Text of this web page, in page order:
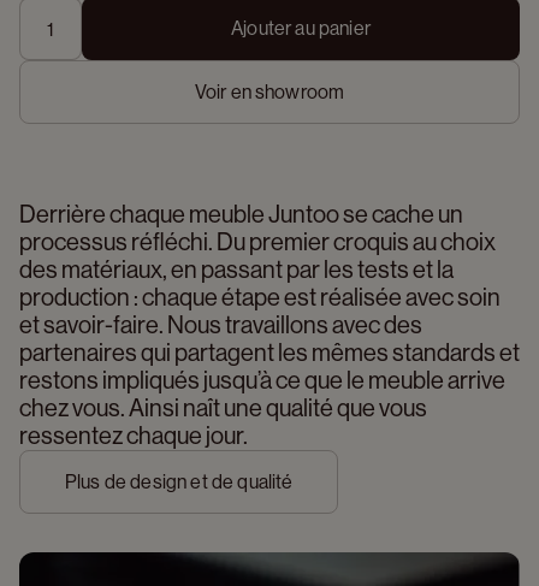
Ajouter au panier
Voir en showroom
Derrière chaque meuble Juntoo se cache un
processus réfléchi. Du premier croquis au choix
des matériaux, en passant par les tests et la
production : chaque étape est réalisée avec soin
et savoir-faire. Nous travaillons avec des
partenaires qui partagent les mêmes standards et
restons impliqués jusqu’à ce que le meuble arrive
chez vous. Ainsi naît une qualité que vous
ressentez chaque jour.
Plus de design et de qualité